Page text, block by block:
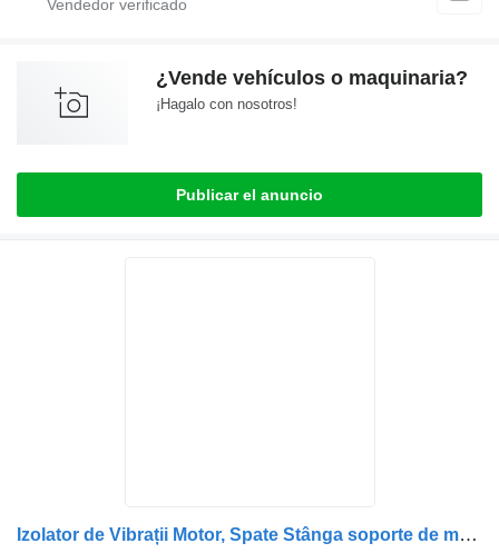
¿Vende vehículos o maquinaria?
¡Hagalo con nosotros!
Publicar el anuncio
Izolator de Vibrații Motor, Spate Stânga soporte de motor para MAN – Coduri: 81962100598, 81962100582, 810962100583 camión